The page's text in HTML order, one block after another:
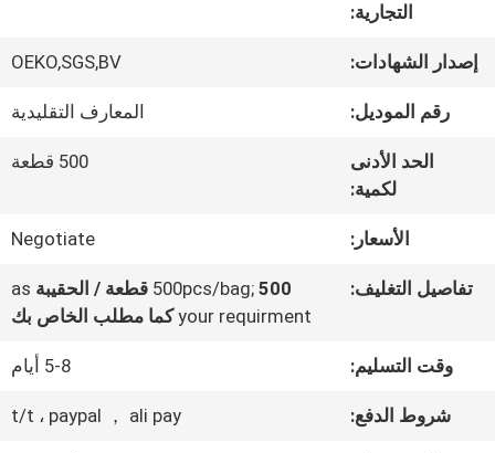
جولة
ضبط
اتصل
التجارية:
إصدار الشهادات: OEKO,SGS,BV
رقم الموديل: المعارف التقليدية
الحد الأدنى
لكمية:
500 قطعة
الأسعار: Negotiate
تفاصيل التغليف: 500pcs/bag; 500 قطعة / الحقيبة
as
your requirment كما مطلب الخاص بك
وقت التسليم: 5-8 أيام
شروط الدفع: t/t ، paypal ， ali pay